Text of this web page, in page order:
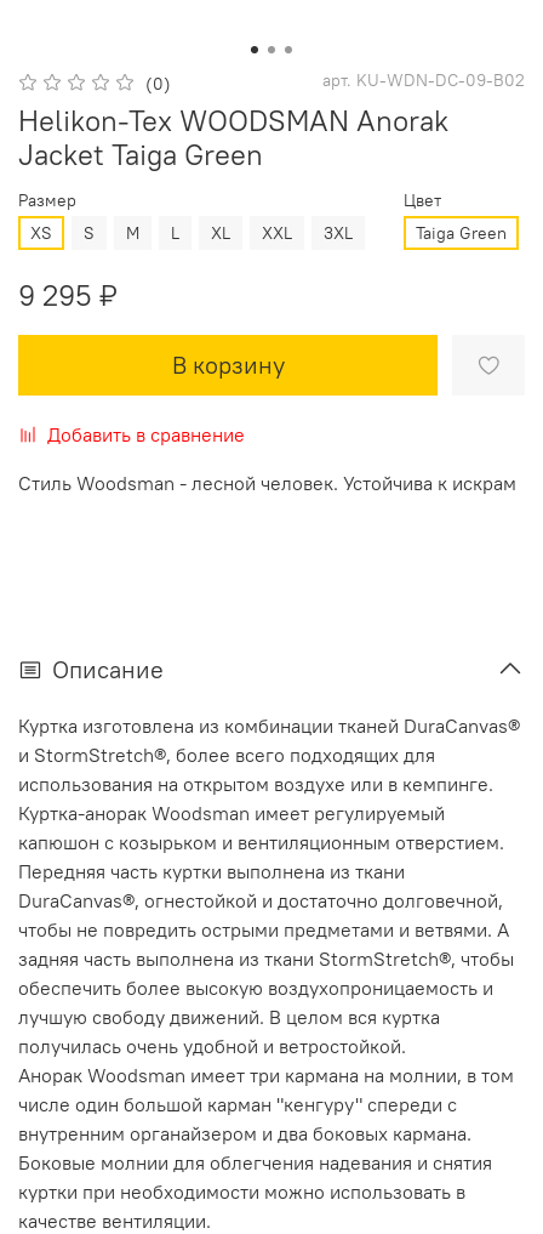
(0) арт. KU-WDN-DC-09-B02
Helikon-Tex WOODSMAN Anorak
Jacket Taiga Green
Размер
XS
S M L XL XXL 3XL
Цвет
Taiga Green
9 295 ₽
В корзину
Добавить в сравнение
Стиль Woodsman - лесной человек. Устойчива к искрам
Описание
Куртка изготовлена из комбинации тканей DuraCanvas®
и StormStretch®, более всего подходящих для
использования на открытом воздухе или в кемпинге.
Куртка-анорак Woodsman имеет регулируемый
капюшон с козырьком и вентиляционным отверстием.
Передняя часть куртки выполнена из ткани
DuraCanvas®, огнестойкой и достаточно долговечной,
чтобы не повредить острыми предметами и ветвями. А
задняя часть выполнена из ткани StormStretch®, чтобы
обеспечить более высокую воздухопроницаемость и
лучшую свободу движений. В целом вся куртка
получилась очень удобной и ветростойкой.
Анорак Woodsman имеет три кармана на молнии, в том
числе один большой карман "кенгуру" спереди с
внутренним органайзером и два боковых кармана.
Боковые молнии для облегчения надевания и снятия
куртки при необходимости можно использовать в
качестве вентиляции.